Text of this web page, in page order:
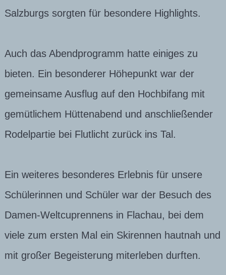
Salzburgs sorgten für besondere Highlights.
Auch das Abendprogramm hatte einiges zu
bieten. Ein besonderer Höhepunkt war der
gemeinsame Ausflug auf den Hochbifang mit
gemütlichem Hüttenabend und anschließender
Rodelpartie bei Flutlicht zurück ins Tal.
Ein weiteres besonderes Erlebnis für unsere
Schülerinnen und Schüler war der Besuch des
Damen-Weltcuprennens in Flachau, bei dem
viele zum ersten Mal ein Skirennen hautnah und
mit großer Begeisterung miterleben durften.